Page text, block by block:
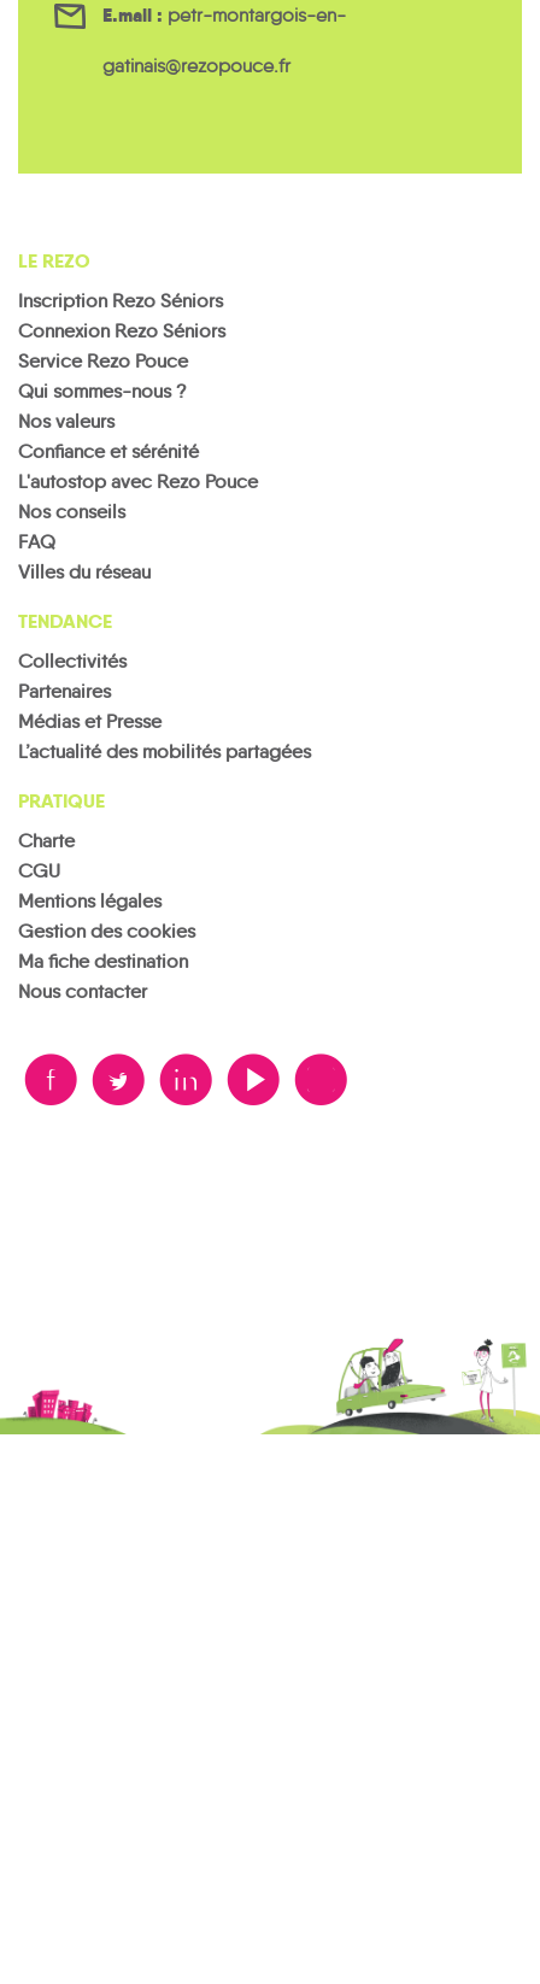
E.mail : petr-montargois-en-
gatinais@rezopouce.fr
LE REZO
Inscription Rezo Séniors
Connexion Rezo Séniors
Service Rezo Pouce
Qui sommes-nous ?
Nos valeurs
Confiance et sérénité
L'autostop avec Rezo Pouce
Nos conseils
FAQ
Villes du réseau
TENDANCE
Collectivités
Partenaires
Médias et Presse
L’actualité des mobilités partagées
PRATIQUE
Charte
CGU
Mentions légales
Gestion des cookies
Ma fiche destination
Nous contacter
B A D F V